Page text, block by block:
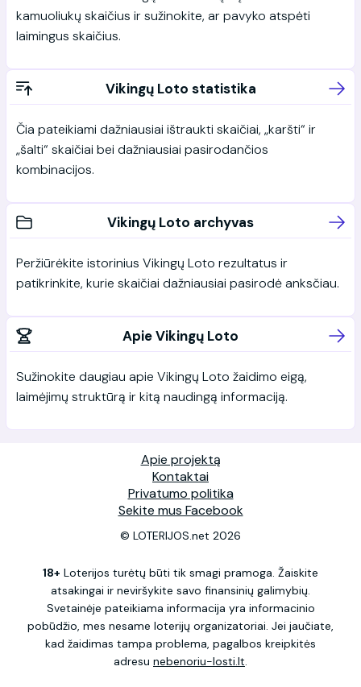
kamuoliukų skaičius ir sužinokite, ar pavyko atspėti
laimingus skaičius.
Vikingų Loto statistika
Čia pateikiami dažniausiai ištraukti skaičiai, „karšti“ ir
„šalti“ skaičiai bei dažniausiai pasirodančios
kombinacijos.
Vikingų Loto archyvas
Peržiūrėkite istorinius Vikingų Loto rezultatus ir
patikrinkite, kurie skaičiai dažniausiai pasirodė anksčiau.
Apie Vikingų Loto
Sužinokite daugiau apie Vikingų Loto žaidimo eigą,
laimėjimų struktūrą ir kitą naudingą informaciją.
Apie projektą
Kontaktai
Privatumo politika
Sekite mus Facebook
© LOTERIJOS.net 2026
18+ Loterijos turėtų būti tik smagi pramoga. Žaiskite
atsakingai ir neviršykite savo finansinių galimybių.
Svetainėje pateikiama informacija yra informacinio
pobūdžio, mes nesame loterijų organizatoriai. Jei jaučiate,
kad žaidimas tampa problema, pagalbos kreipkitės
adresu nebenoriu-losti.lt